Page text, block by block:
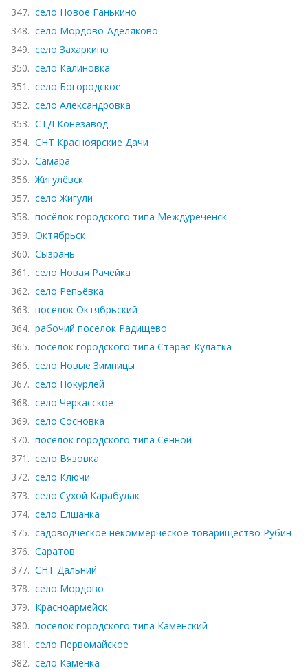
347. село Новое Ганькино
348. село Мордово-Аделяково
349. село Захаркино
350. село Калиновка
351. село Богородское
352. село Александровка
353. СТД Конезавод
354. СНТ Красноярские Дачи
355. Самара
356. Жигулёвск
357. село Жигули
358. посёлок городского типа Междуреченск
359. Октябрьск
360. Сызрань
361. село Новая Рачейка
362. село Репьёвка
363. поселок Октябрьский
364. рабочий посёлок Радищево
365. посёлок городского типа Старая Кулатка
366. село Новые Зимницы
367. село Покурлей
368. село Черкасское
369. село Сосновка
370. поселок городского типа Сенной
371. село Вязовка
372. село Ключи
373. село Сухой Карабулак
374. село Елшанка
375. садоводческое некоммерческое товарищество Рубин
376. Саратов
377. СНТ Дальний
378. село Мордово
379. Красноармейск
380. поселок городского типа Каменский
381. село Первомайское
382. село Каменка